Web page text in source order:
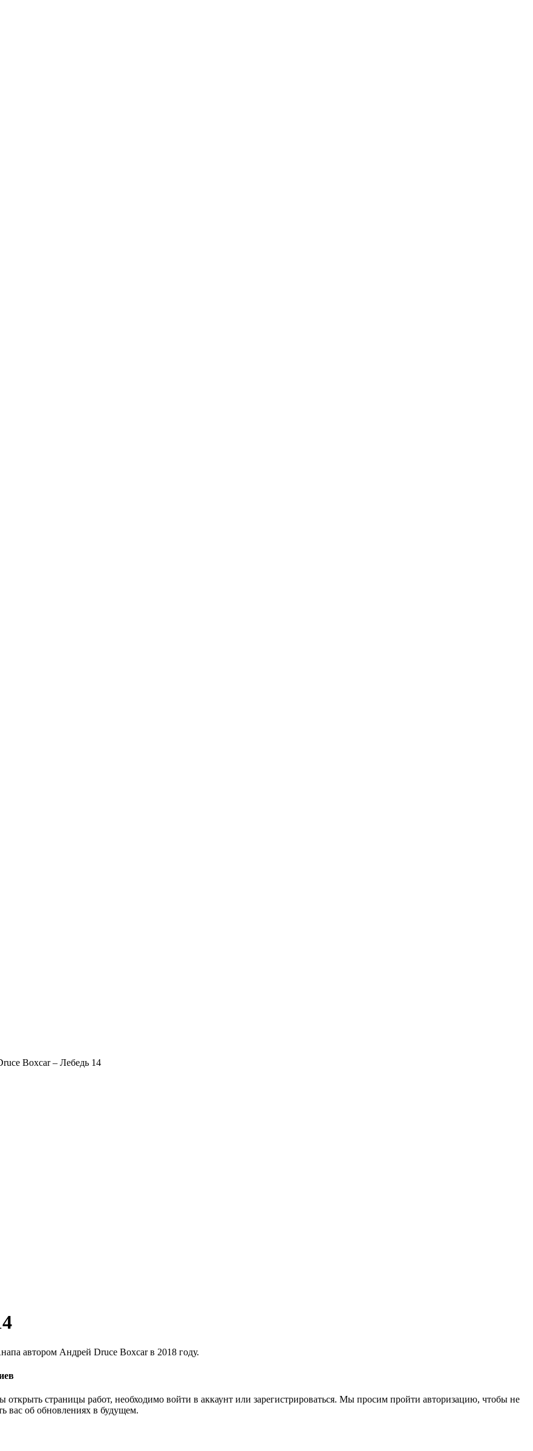
Boxcar – Лебедь 14
автором Андрей Druce Boxcar в 2018 году.
страницы работ, необходимо войти в аккаунт или зарегистрироваться. Мы просим пройти авторизацию, чтобы не
вас об обновлениях в будущем.